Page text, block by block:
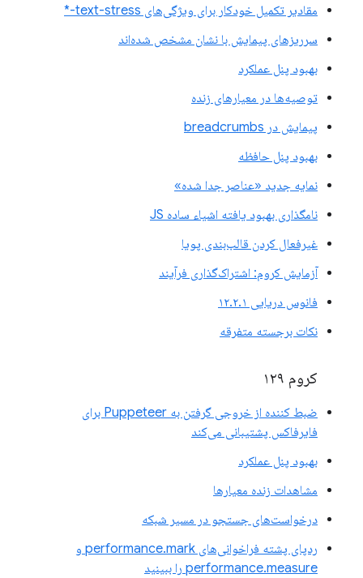
مقادیر تکمیل خودکار برای ویژگی‌های text-stress-*
سرریزهای پیمایش با نشان مشخص شده‌اند
بهبود پنل عملکرد
توصیه‌ها در معیارهای زنده
پیمایش در breadcrumbs
بهبود پنل حافظه
نمایه جدید «عناصر جدا شده»
نامگذاری بهبود یافته اشیاء ساده JS
غیرفعال کردن قالب‌بندی پویا
آزمایش کروم: اشتراک‌گذاری فرآیند
فانوس دریایی ۱۲.۲.۱
نکات برجسته متفرقه
کروم ۱۲۹
ضبط کننده از خروجی گرفتن به Puppeteer برای
فایرفاکس پشتیبانی می‌کند
بهبود پنل عملکرد
مشاهدات زنده معیارها
درخواست‌های جستجو در مسیر شبکه
ردپای پشته فراخوانی‌های performance.mark و
performance.measure را ببینید